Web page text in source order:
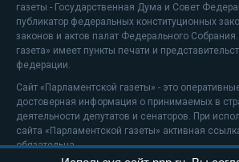
газеты - Государственная Дума и Совет
публикатор федеральных конституционных
законов и актов палат Федерального
газета» имеет пункты печати и
федерации.
Сайт «Парламентской газеты» - это
достоверная информация о принимаемых в
деятельности депутатов и сенаторов. При
сайта «Парламентской газеты» активная
обязательна.